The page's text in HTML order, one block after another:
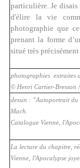
particulière. Je
d'élire la vie
photographie que
prenant la forme
situé très
photographies extraites
© Henri Cartier-Bresson
dessin : "Autoportrait du
Mach.
Catalogue Vienne,
La lecture du chapitre,
Vienne, l'Apocalypse